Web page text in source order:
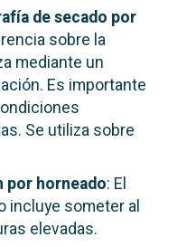
de secado por
sobre la
mediante un
Es importante
Se utiliza sobre
por horneado: El
incluye someter al
elevadas.